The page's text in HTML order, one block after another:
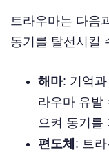
트라우마는 다음
동기를 탈선시킬
해마: 기억
라우마 유발
으켜 동기를
편도체 : 트